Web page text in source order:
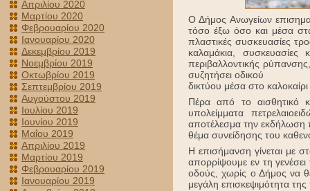
Απριλίου 2020
Μαρτίου 2020
Φεβρουαρίου 2020
Ιανουαρίου 2020
Δεκεμβρίου 2019
Νοεμβρίου 2019
Οκτωβρίου 2019
Σεπτεμβρίου 2019
Αυγούστου 2019
Ιουλίου 2019
Ιουνίου 2019
Μαΐου 2019
Απριλίου 2019
Μαρτίου 2019
Φεβρουαρίου 2019
Ιανουαρίου 2019
Ο Δήμος Ανωγείων
τόσο έξω όσο και μέσα
πλαστικές συσκευασίες
καλαμάκια, συσκευασίες
περιβαλλοντικής
συζητήσει οδικού
δικτύου μέσα στο
Πέρα από το αισθητικό
υπολείμματα
αποτέλεσμα την εκδήλωση
θέμα συνείδησης του
Η επισήμανση γίνεται με
απορρίψουμε εν τη
οδούς, χωρίς ο Δήμος να
μεγάλη επισκεψιμότητα της